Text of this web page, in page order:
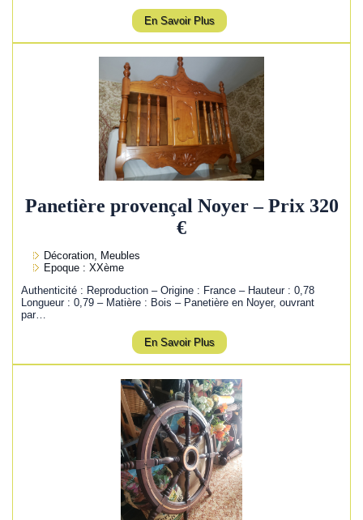
En Savoir Plus
Panetière provençal Noyer – Prix 320
€
Décoration, Meubles
Epoque : XXème
Authenticité : Reproduction – Origine : France – Hauteur : 0,78
Longueur : 0,79 – Matière : Bois – Panetière en Noyer, ouvrant
par…
En Savoir Plus